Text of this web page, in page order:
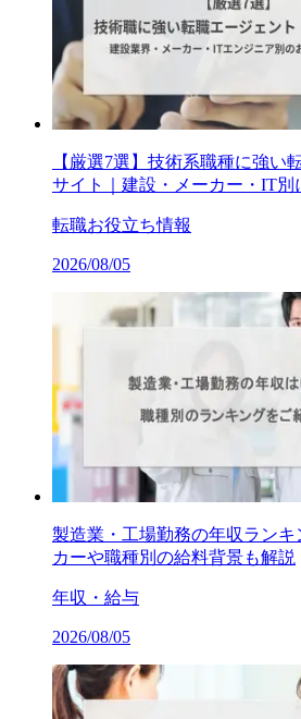
【厳選7選】技術系職種に強い
サイト｜建設・メーカー・IT別
転職お役立ち情報
2026/08/05
製造業・工場勤務の年収ラン
カーや職種別の給料背景も解説
年収・給与
2026/08/05